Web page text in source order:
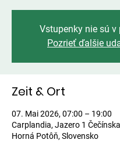
Vstupenky nie sú v
Pozrieť ďalšie
Zeit & Ort
07. Mai 2026, 07:00 – 19:00
Carplandia, Jazero 1
Horná Potôň, Slovensko